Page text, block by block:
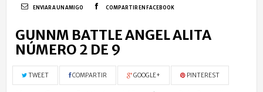
ENVIAR A UN AMIGO COMPARTIR EN FACEBOOK
GUNNM BATTLE ANGEL ALITA
NÚMERO 2 DE 9
TWEET COMPARTIR GOOGLE+ PINTEREST